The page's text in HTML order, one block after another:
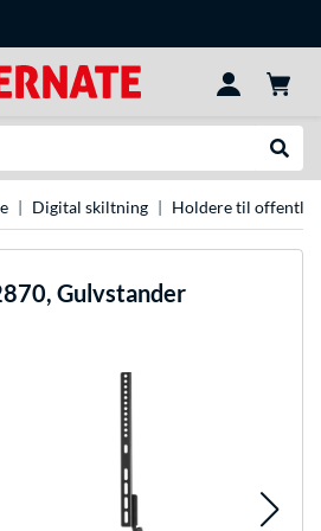
Digital skiltning Holdere til offentlig
Gulvstander